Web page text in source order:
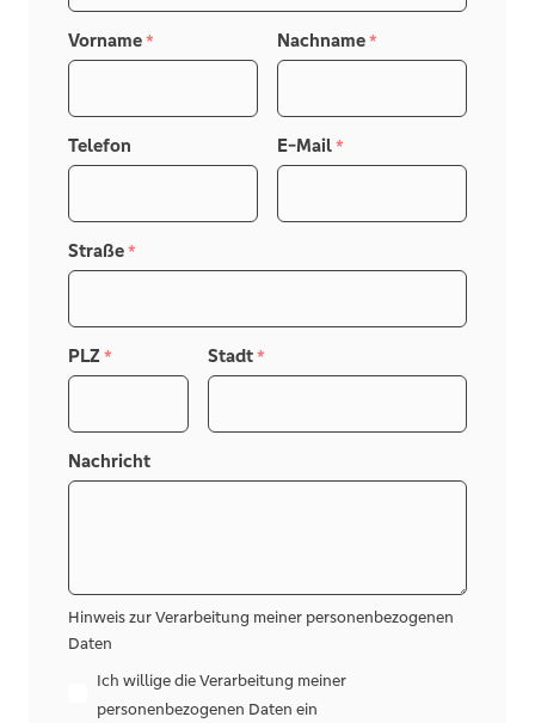
Vorname * Nachname *
Telefon E-Mail *
Straße *
PLZ * Stadt *
Nachricht
Hinweis zur Verarbeitung meiner personenbezogenen
Daten
Ich willige die Verarbeitung meiner
personenbezogenen Daten ein